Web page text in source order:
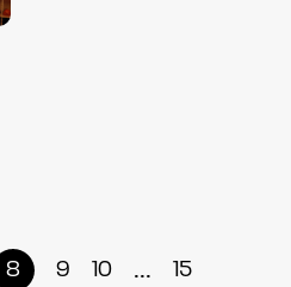
8 9 10 ... 15